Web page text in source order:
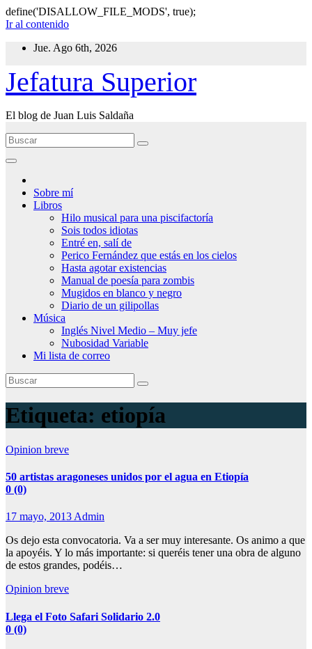
define('DISALLOW_FILE_MODS', true);
Ir al contenido
Jue. Ago 6th, 2026
Jefatura Superior
El blog de Juan Luis Saldaña
Sobre mí
Libros
Hilo musical para una piscifactoría
Sois todos idiotas
Entré en, salí de
Perico Fernández que estás en los cielos
Hasta agotar existencias
Manual de poesía para zombis
Mugidos en blanco y negro
Diario de un gilipollas
Música
Inglés Nivel Medio – Muy jefe
Nubosidad Variable
Mi lista de correo
Etiqueta: etiopía
Opinion breve
0 (0)
17 mayo, 2013Admin
Os dejo esta convocatoria. Va a ser muy interesante. Os animo a que
la apoyéis. Y lo más importante: si queréis tener una obra de alguno
de estos grandes, podéis…
Opinion breve
Llega el Foto Safari Solidario 2.0
0 (0)